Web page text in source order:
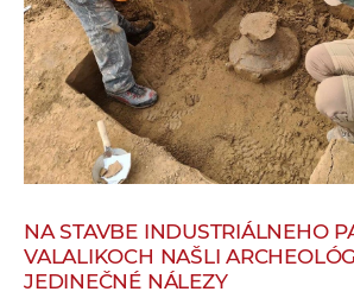
NA STAVBE INDUSTRIÁLNEHO
VALALIKOCH NAŠLI
JEDINEČNÉ NÁLEZY